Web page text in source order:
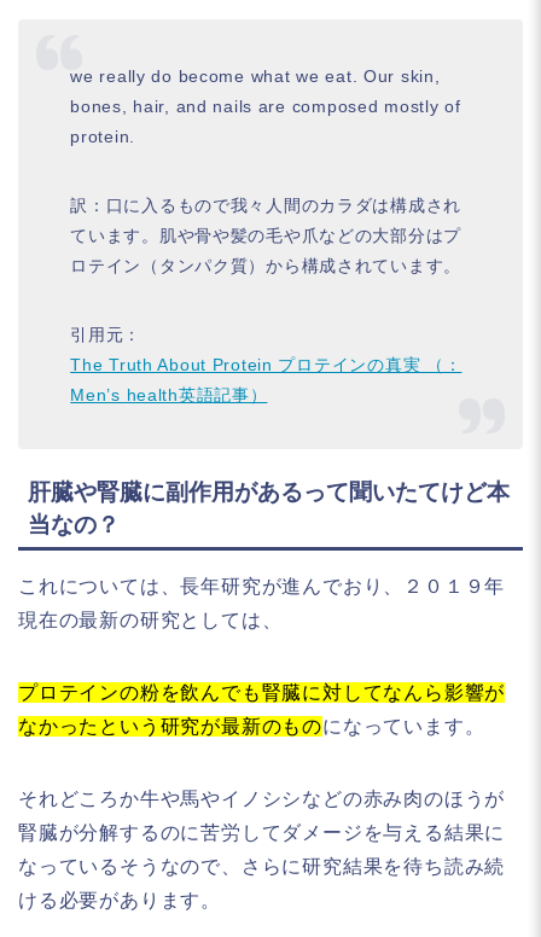
we really do become what we eat. Our skin,
bones, hair, and nails are composed mostly of
protein.
訳：口に入るもので我々人間のカラダは構成され
ています。肌や骨や髪の毛や爪などの大部分はプ
ロテイン（タンパク質）から構成されています。
引用元：
The Truth About Protein プロテインの真実 （：
Men’s health英語記事）
肝臓や腎臓に副作用があるって聞いたてけど本
当なの？
これについては、長年研究が進んでおり、２０１９年
現在の最新の研究としては、
プロテインの粉を飲んでも腎臓に対してなんら影響が
なかったという研究が最新のものになっています。
それどころか牛や馬やイノシシなどの赤み肉のほうが
腎臓が分解するのに苦労してダメージを与える結果に
なっているそうなので、さらに研究結果を待ち読み続
ける必要があります。